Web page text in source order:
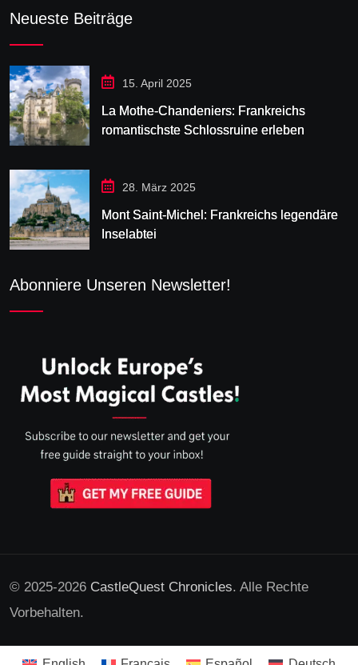
Neueste Beiträge
15. April 2025
La Mothe-Chandeniers: Frankreichs
romantischste Schlossruine erleben
28. März 2025
Mont Saint-Michel: Frankreichs legendäre
Inselabtei
Abonniere Unseren Newsletter!
© 2025-2026 CastleQuest Chronicles. Alle Rechte
Vorbehalten.